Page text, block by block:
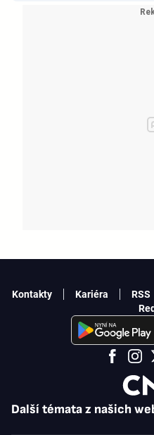
Další témata z našich
Kontakty Kariéra RSS